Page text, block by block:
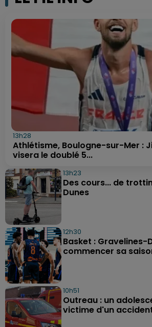
13h28
Athlétisme, Boulogne-sur-Mer :
visera le doublé 5...
13h23
Des cours... de
Dunes
12h30
Basket : Gravelines-
commencer sa
10h51
Outreau : un
victime d'un